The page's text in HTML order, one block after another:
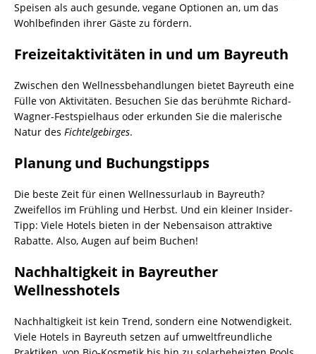
Speisen als auch gesunde, vegane Optionen an, um das
Wohlbefinden ihrer Gäste zu fördern.
Freizeitaktivitäten in und um Bayreuth
Zwischen den Wellnessbehandlungen bietet Bayreuth eine
Fülle von Aktivitäten. Besuchen Sie das berühmte Richard-
Wagner-Festspielhaus oder erkunden Sie die malerische
Natur des Fichtelgebirges.
Planung und Buchungstipps
Die beste Zeit für einen Wellnessurlaub in Bayreuth?
Zweifellos im Frühling und Herbst. Und ein kleiner Insider-
Tipp: Viele Hotels bieten in der Nebensaison attraktive
Rabatte. Also, Augen auf beim Buchen!
Nachhaltigkeit in Bayreuther
Wellnesshotels
Nachhaltigkeit ist kein Trend, sondern eine Notwendigkeit.
Viele Hotels in Bayreuth setzen auf umweltfreundliche